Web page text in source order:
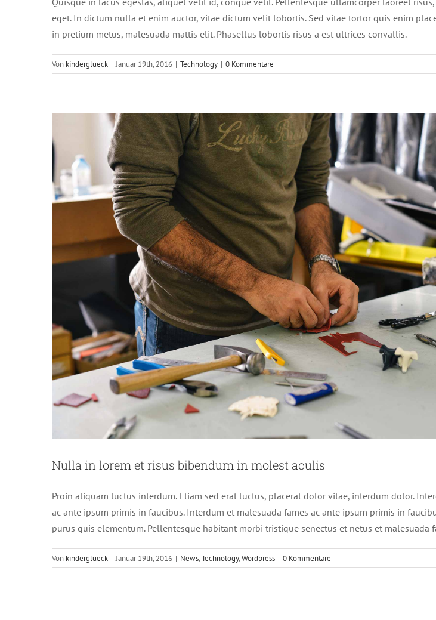
eget. In dictum nulla et enim auctor, vitae dictum velit lobortis. Sed vitae tortor quis enim
in pretium metus, malesuada mattis elit. Phasellus lobortis risus a est ultrices convallis.
Von kinderglueck | Januar 19th, 2016 | Technology | 0 Kommentare
Nulla in lorem et risus bibendum in molest aculis
Proin aliquam luctus interdum. Etiam sed erat luctus, placerat dolor vitae, interdum dolor.
ac ante ipsum primis in faucibus. Interdum et malesuada fames ac ante ipsum primis in
purus quis elementum. Pellentesque habitant morbi tristique senectus et netus et malesuada
Von kinderglueck | Januar 19th, 2016 | News,Technology,Wordpress | 0 Kommentare